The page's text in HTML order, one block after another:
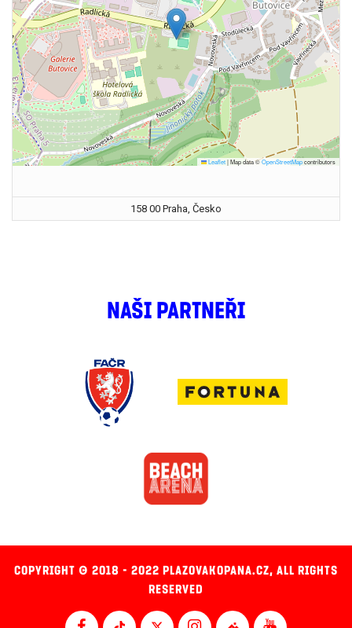
Leaflet|Map data ©OpenStreetMapcontributors
158 00 Praha, Česko
NAŠI PARTNEŘI
COPYRIGHT © 2018 - 2022 PLAZOVAKOPANA.CZ, ALL RIGHTS
RESERVED